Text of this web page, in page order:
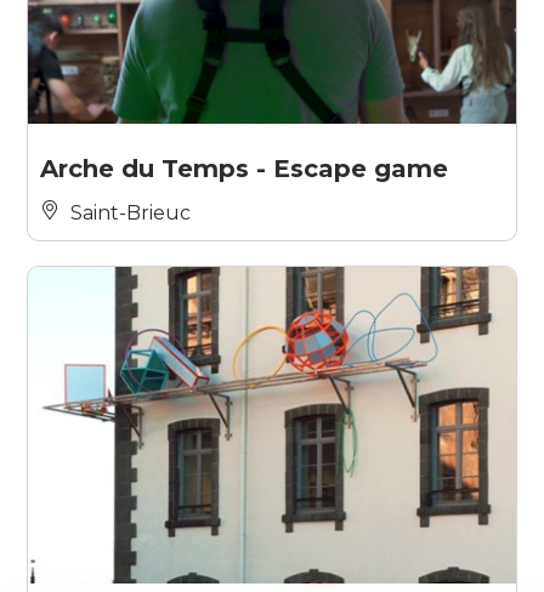
Arche du Temps - Escape game
Saint-Brieuc